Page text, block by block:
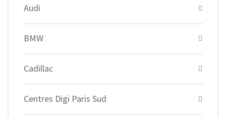
Audi
BMW
Cadillac
Centres Digi Paris Sud